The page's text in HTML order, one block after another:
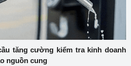
tăng cường kiểm tra kinh doanh
nguồn cung